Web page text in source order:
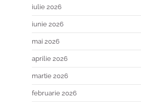
iulie 2026
iunie 2026
mai 2026
aprilie 2026
martie 2026
februarie 2026